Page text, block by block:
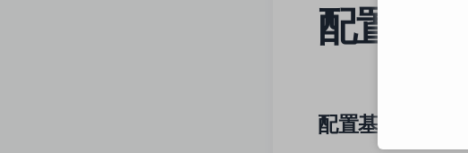
配置
配置基本功能